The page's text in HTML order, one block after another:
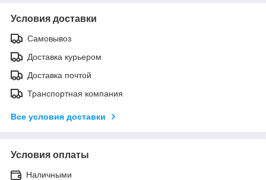
Условия доставки
Самовывоз
Доставка курьером
Доставка почтой
Транспортная компания
Все условия доставки
Условия оплаты
Наличными